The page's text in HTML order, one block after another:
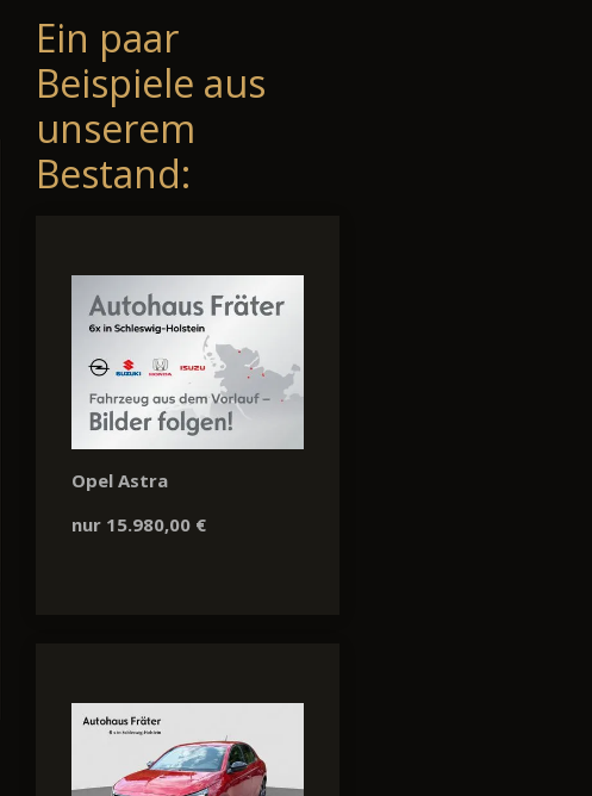
Ein paar
Beispiele aus
unserem
Bestand:
Opel Astra
nur 15.980,00 €